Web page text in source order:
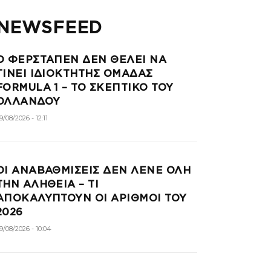
ΦΕΡΣΤΑΠΕΝ ΔΕΝ ΘΕΛΕΙ ΝΑ
ΙΔΙΟΚΤΗΤΗΣ ΟΜΑΔΑΣ
1 – ΤΟ ΣΚΕΠΤΙΚΟ ΤΟΥ
08/2026 - 12:11
ΑΝΑΒΑΘΜΙΣΕΙΣ ΔΕΝ ΛΕΝΕ ΟΛΗ
ΑΛΗΘΕΙΑ – ΤΙ
ΟΙ ΑΡΙΘΜΟΙ ΤΟΥ
08/2026 - 10:04